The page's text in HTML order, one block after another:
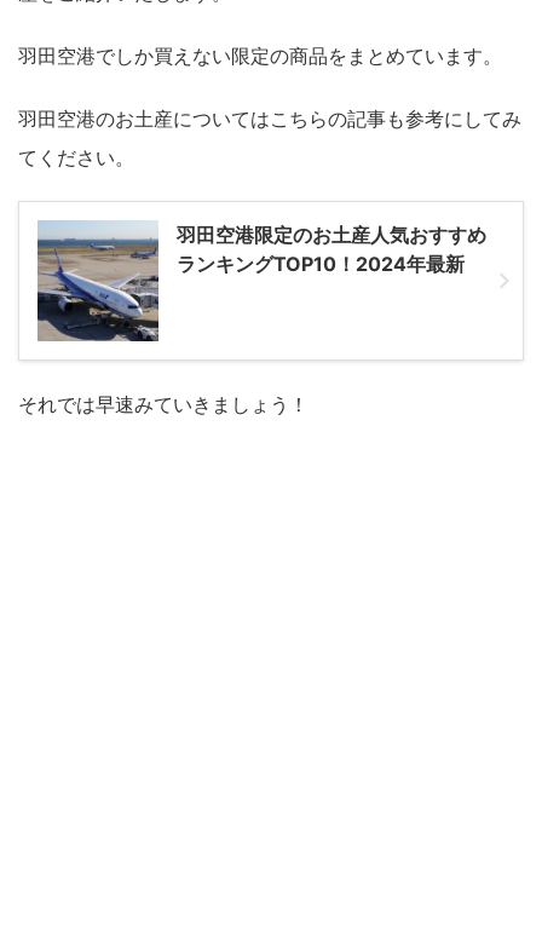
羽田空港でしか買えない限定の商品をまとめています。
羽田空港のお土産についてはこちらの記事も参考にしてみ
てください。
羽田空港限定のお土産人気おすすめ
ランキングTOP10！2024年最新
それでは早速みていきましょう！